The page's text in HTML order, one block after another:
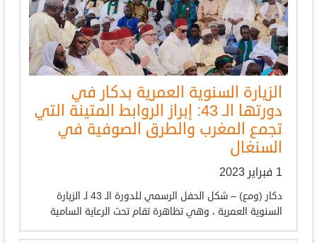
الزيارة السنوية العمرية بدكار في
دورتها الـ 43: إبراز الروابط المتينة التي
تجمع المغرب والطرق الصوفية في
السنغال
1 فبراير 2023
دكار (ومع) – شكل الحفل الرسمي للدورة الـ 43 لـ الزيارة
السنوية العمرية ، وهي تظاهرة تقام تحت الرعاية السامية